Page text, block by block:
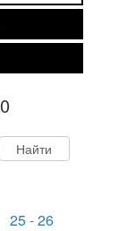
25 - 26